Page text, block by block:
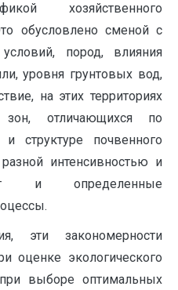
хозяйственного
обусловлено сменой с
пород, влияния
уровня грунтовых вод,
на этих территориях
зон, отличающихся по
структуре почвенного
интенсивностью и
и определенные
эти закономерности
оценке экологического
выборе оптимальных